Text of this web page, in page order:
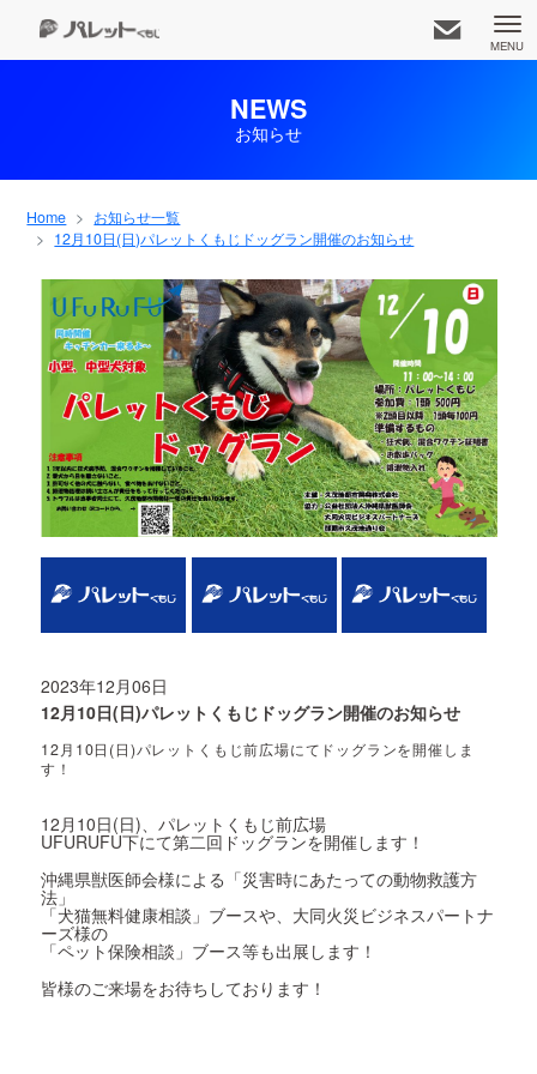
MENU
お知らせ一覧 事業内容
企業情報
アクセス
パレット広報部
ホーム
NEWS
お知らせ
Home
お知らせ一覧
12月10日(日)パレットくもじドッグラン開催のお知らせ
12月10日(日)パレットくもじドッグラン開催のお知らせ
2023年12月06日
12月10日(日)パレットくもじ前広場にてドッグランを開催しま
す！
12月10日(日)、パレットくもじ前広場
UFURUFU下にて第二回ドッグランを開催します！
沖縄県獣医師会様による「災害時にあたっての動物救護方
法」
「犬猫無料健康相談」ブースや、大同火災ビジネスパートナ
ーズ様の
「ペット保険相談」ブース等も出展します！
皆様のご来場をお待ちしております！